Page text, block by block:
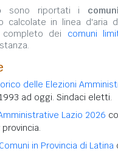
sono riportati i
calcolate in linea d'aria
completo dei comuni
delle Elezioni
ad oggi. Sindaci eletti.
Lazio 2026
in Provincia di Latina